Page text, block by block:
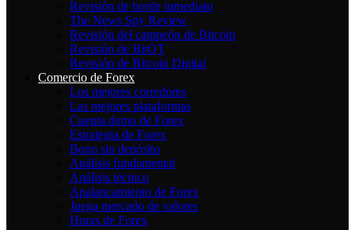
Revisión de borde inmediato
The News Spy Review
Revisión del campeón de Bitcoin
Revisión de BitQT
Revisión de Bitcoin Digital
Comercio de Forex
Los mejores corredores
Las mejores plataformas
Cuenta demo de Forex
Estrategia de Forex
Bono sin depósito
Análisis fundamental
Análisis técnico
Apalancamiento de Forex
Juega mercado de valores
Horas de Forex